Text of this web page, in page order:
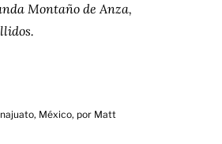
Montaño de Anza,
México, por Matt